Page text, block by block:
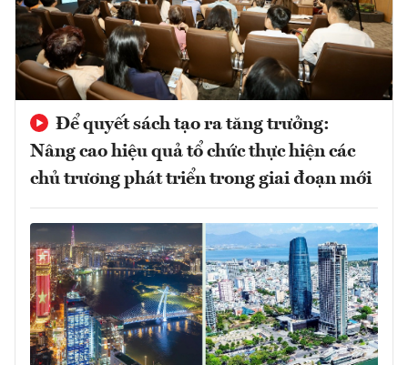
Để quyết sách tạo ra tăng trưởng:
Nâng cao hiệu quả tổ chức thực hiện các
chủ trương phát triển trong giai đoạn mới